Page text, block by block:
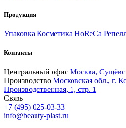
Продукция
Упаковка Косметика HoReCa
Контакты
Центральный офис Москва,
Производство Московская обл., г.
Производственная, 1, стр. 1
Связь
+7 (495) 025-03-33
info@beauty-plast.ru